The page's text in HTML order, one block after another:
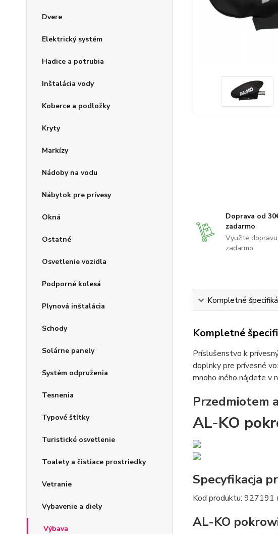
Dvere
Elektrický systém
Hadice a potrubia
Inštalácia vody
Koberce a podložky
Kryty
Markízy
Nádoby na vodu
Nábytok pre prívesy
Okná
Ostatné
Osvetlenie vozidla
Podporné kolesá
Plynová inštalácia
Schody
Solárne panely
Systém odpruženia
Tesnenia
Typové štítky
Turistické osvetlenie
Toalety a čistiace prostriedky
Vetranie
Vybavenie a diely
Výbava
Doprava od
zadarmo
Využite
zadarmo
Kompletné
Kompletné
Príslušenstvo k
doplnky pre prívesné
mnoho iného nájdete v
Przedmiotem
AL-KO
Specyfikacja
Kod produktu: 927191
AL-KO